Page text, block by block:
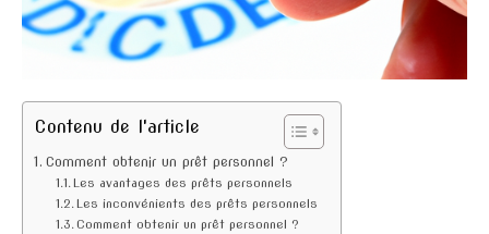
Contenu de l'article
Comment obtenir un prêt personnel ?
Les avantages des prêts personnels
Les inconvénients des prêts personnels
Comment obtenir un prêt personnel ?